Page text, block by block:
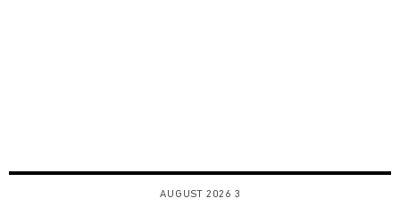
3 AUGUST 2026